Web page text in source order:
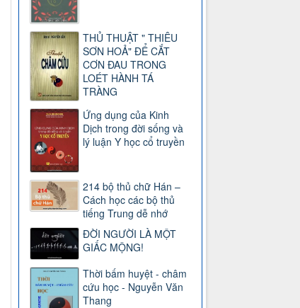
THỦ THUẬT " THIÊU
SƠN HOẢ" ĐỂ CẮT
CƠN ĐAU TRONG
LOÉT HÀNH TÁ
TRÀNG
Ứng dụng của Kinh
Dịch trong đời sống và
lý luận Y học cổ truyền
214 bộ thủ chữ Hán –
Cách học các bộ thủ
tiếng Trung dễ nhớ
ĐỜI NGƯỜI LÀ MỘT
GIẤC MỘNG!
Thời bấm huyệt - châm
cứu học - Nguyễn Văn
Thang